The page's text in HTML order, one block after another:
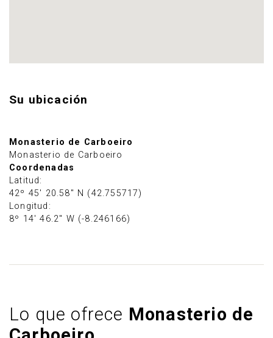
Su ubicación
Monasterio de Carboeiro
Monasterio de Carboeiro
Coordenadas
Latitud:
42º 45' 20.58" N (42.755717)
Longitud:
8º 14' 46.2" W (-8.246166)
Lo que ofrece Monasterio de